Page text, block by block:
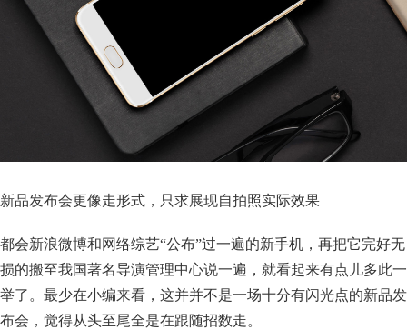
新品发布会更像走形式，只求展现自拍照实际效果
都会新浪微博和网络综艺“公布”过一遍的新手机，再把它完好无
损的搬至我国著名导演管理中心说一遍，就看起来有点儿多此一
举了。最少在小编来看，这并并不是一场十分有闪光点的新品发
布会，觉得从头至尾全是在跟随招数走。